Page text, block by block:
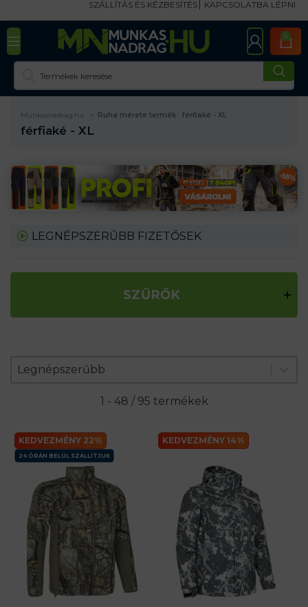
SZÁLLÍTÁS ÉS KÉZBESÍTÉS KAPCSOLATBA LÉPNI
0
Munkasnadrag.hu Ruha mérete termék férfiaké - XL
férfiaké - XL
LEGNÉPSZERŰBB FIZETŐSEK
SZŰRŐK
Zoradenie produktov
Sort content
Legnépszerűbb
Sort content
1 - 48 / 95 termékek
KEDVEZMÉNY 22%
24 ÓRÁN BELÜL SZÁLLÍTJUK
KEDVEZMÉNY 14%